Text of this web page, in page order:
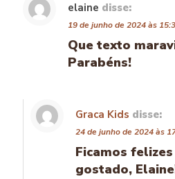
elaine disse:
19 de junho de 2024 às
Que texto
Parabéns!
Graca Kids disse:
24 de junho de 2024 às
Ficamos
gostado,